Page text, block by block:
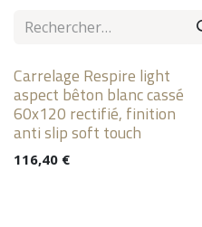
Carrelage Respire light
aspect bêton blanc cassé
60x120 rectifié, finition
anti slip soft touch
116,40 €